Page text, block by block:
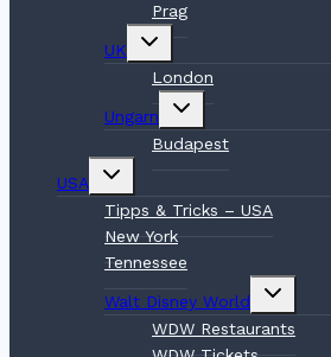
Prag
UK
Untermenü
London
Ungarn
Untermenü
Budapest
USA
Untermenü
Tipps & Tricks – USA
New York
Tennessee
Walt Disney World
Untermenü
WDW Restaurants